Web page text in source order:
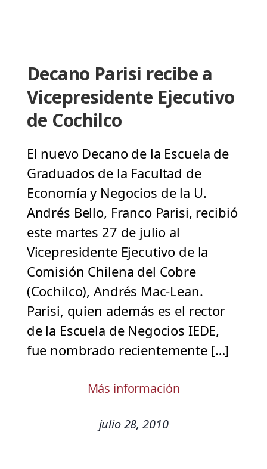
Decano Parisi recibe a
Vicepresidente Ejecutivo
de Cochilco
El nuevo Decano de la Escuela de
Graduados de la Facultad de
Economía y Negocios de la U.
Andrés Bello, Franco Parisi, recibió
este martes 27 de julio al
Vicepresidente Ejecutivo de la
Comisión Chilena del Cobre
(Cochilco), Andrés Mac-Lean.
Parisi, quien además es el rector
de la Escuela de Negocios IEDE,
fue nombrado recientemente […]
Más información
julio 28, 2010